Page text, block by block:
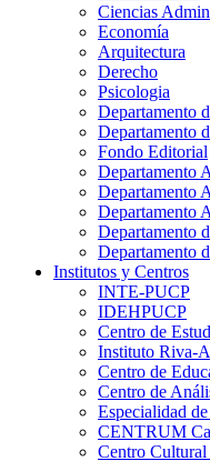
Ciencias
Economía
Arquitectura
Derecho
Psicologia
Departamento
Departamento
Fondo Editorial
Departamento
Departamento
Departamento
Departamento
Departamento
Institutos y Centros
INTE-PUCP
IDEHPUCP
Centro de
Instituto Riva-
Centro de
Centro de
Especialidad
CENTRUM
Centro